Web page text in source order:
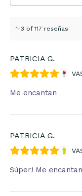
1-3 of 117 reseñas
PATRICIA G.
Me encantan
PATRICIA G.
Súper! Me encantan